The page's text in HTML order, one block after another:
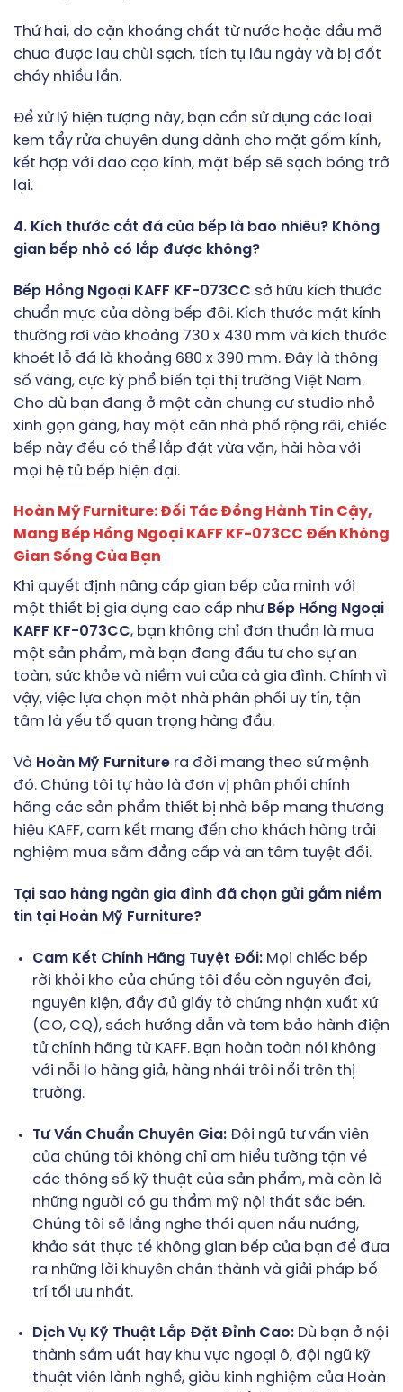
Thứ hai, do cặn khoáng chất từ nước hoặc dầu mỡ
chưa được lau chùi sạch, tích tụ lâu ngày và bị đốt
cháy nhiều lần.
Để xử lý hiện tượng này, bạn cần sử dụng các loại
kem tẩy rửa chuyên dụng dành cho mặt gốm kính,
kết hợp với dao cạo kính, mặt bếp sẽ sạch bóng trở
lại.
4. Kích thước cắt đá của bếp là bao nhiêu? Không
gian bếp nhỏ có lắp được không?
Bếp Hồng Ngoại KAFF KF-073CC sở hữu kích thước
chuẩn mực của dòng bếp đôi. Kích thước mặt kính
thường rơi vào khoảng 730 x 430 mm và kích thước
khoét lỗ đá là khoảng 680 x 390 mm. Đây là thông
số vàng, cực kỳ phổ biến tại thị trường Việt Nam.
Cho dù bạn đang ở một căn chung cư studio nhỏ
xinh gọn gàng, hay một căn nhà phố rộng rãi, chiếc
bếp này đều có thể lắp đặt vừa vặn, hài hòa với
mọi hệ tủ bếp hiện đại.
Hoàn Mỹ Furniture: Đối Tác Đồng Hành Tin Cậy,
Mang Bếp Hồng Ngoại KAFF KF-073CC Đến Không
Gian Sống Của Bạn
Khi quyết định nâng cấp gian bếp của mình với
một thiết bị gia dụng cao cấp như Bếp Hồng Ngoại
KAFF KF-073CC, bạn không chỉ đơn thuần là mua
một sản phẩm, mà bạn đang đầu tư cho sự an
toàn, sức khỏe và niềm vui của cả gia đình. Chính vì
vậy, việc lựa chọn một nhà phân phối uy tín, tận
tâm là yếu tố quan trọng hàng đầu.
Và Hoàn Mỹ Furniture ra đời mang theo sứ mệnh
đó. Chúng tôi tự hào là đơn vị phân phối chính
hãng các sản phẩm thiết bị nhà bếp mang thương
hiệu KAFF, cam kết mang đến cho khách hàng trải
nghiệm mua sắm đẳng cấp và an tâm tuyệt đối.
Tại sao hàng ngàn gia đình đã chọn gửi gắm niềm
tin tại Hoàn Mỹ Furniture?
Cam Kết Chính Hãng Tuyệt Đối:Mọi chiếc bếp
rời khỏi kho của chúng tôi đều còn nguyên đai,
nguyên kiện, đầy đủ giấy tờ chứng nhận xuất xứ
(CO, CQ), sách hướng dẫn và tem bảo hành điện
tử chính hãng từ KAFF. Bạn hoàn toàn nói không
với nỗi lo hàng giả, hàng nhái trôi nổi trên thị
trường.
Tư Vấn Chuẩn Chuyên Gia:Đội ngũ tư vấn viên
của chúng tôi không chỉ am hiểu tường tận về
các thông số kỹ thuật của sản phẩm, mà còn là
những người có gu thẩm mỹ nội thất sắc bén.
Chúng tôi sẽ lắng nghe thói quen nấu nướng,
khảo sát thực tế không gian bếp của bạn để đưa
ra những lời khuyên chân thành và giải pháp bố
trí tối ưu nhất.
Dịch Vụ Kỹ Thuật Lắp Đặt Đỉnh Cao:Dù bạn ở nội
thành sầm uất hay khu vực ngoại ô, đội ngũ kỹ
thuật viên lành nghề, giàu kinh nghiệm của Hoàn